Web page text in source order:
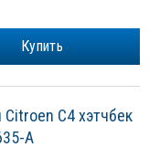
Купить
C4 хэтчбек
A